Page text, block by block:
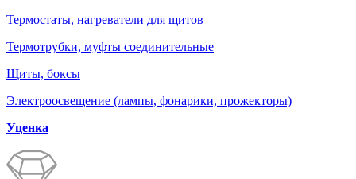
Термостаты, нагреватели для щитов
Термотрубки, муфты соединительные
Щиты, боксы
Электроосвещение (лампы, фонарики, прожекторы)
Уценка